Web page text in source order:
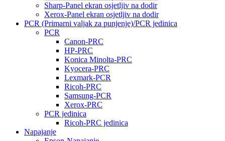
Sharp-Panel ekran osjetljiv na dodir
Xerox-Panel ekran osjetljiv na dodir
PCR (Primarni valjak za punjenje)/PCR jedinica
PCR
Canon-PRC
HP-PRC
Konica Minolta-PRC
Kyocera-PRC
Lexmark-PCR
Ricoh-PRC
Samsung-PCR
Xerox-PRC
PCR jedinica
Ricoh-PRC jedinica
Napajanje